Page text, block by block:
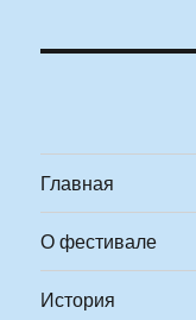
Главная
О фестивале
История